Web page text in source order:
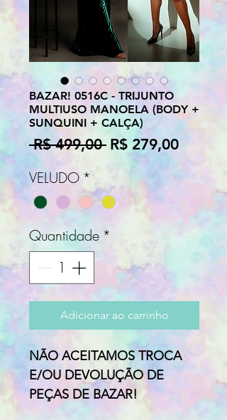
BAZAR! 0516C - TRIJUNTO
MULTIUSO MANOELA (BODY +
SUNQUINI + CALÇA)
R$ 499,00 Preço
normal
R$ 279,00Preço
VELUDO *
Quantidade *
Adicionar ao carrinho
NÃO ACEITAMOS TROCA
E/OU DEVOLUÇÃO DE
PEÇAS DE BAZAR!